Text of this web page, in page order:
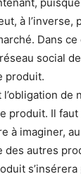
à l’inverse,
Dans
social
produit.
de
produit. Il
à imaginer,
des autres